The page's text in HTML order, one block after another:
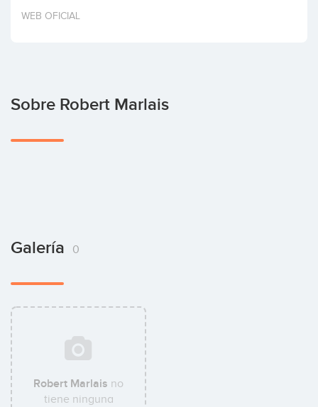
Invertir
WEB OFICIAL
Sobre Robert Marlais
Galería 0
Robert Marlais no
tiene ninguna